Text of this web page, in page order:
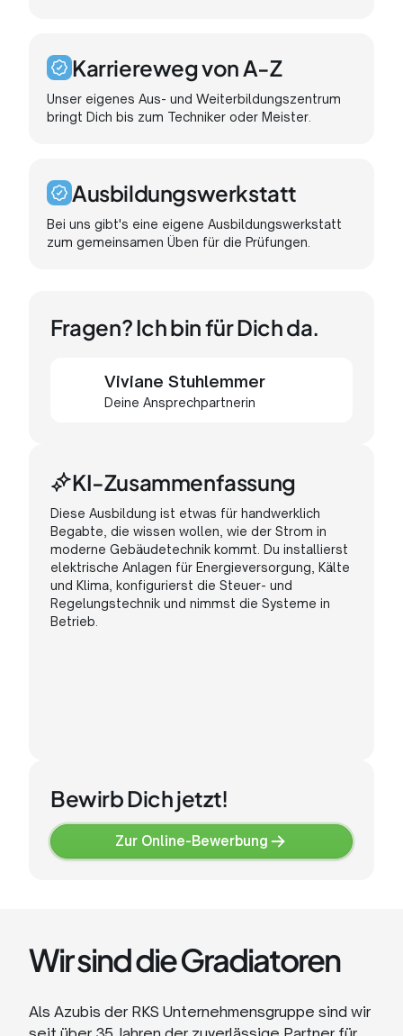
Karriereweg von A-Z
Unser eigenes Aus- und Weiterbildungszentrum
bringt Dich bis zum Techniker oder Meister.
Ausbildungswerkstatt
Bei uns gibt's eine eigene Ausbildungswerkstatt
zum gemeinsamen Üben für die Prüfungen.
Fragen? Ich bin für Dich da.
Viviane Stuhlemmer
Deine Ansprechpartnerin
KI-Zusammenfassung
Diese Ausbildung ist etwas für handwerklich
Begabte, die wissen wollen, wie der Strom in
moderne Gebäudetechnik kommt. Du installierst
elektrische Anlagen für Energieversorgung, Kälte
und Klima, konfigurierst die Steuer- und
Regelungstechnik und nimmst die Systeme in
Betrieb.
Bewirb Dich jetzt!
Zur Online-Bewerbung
Zur
Wir sind die Gradiatoren
Als Azubis der RKS Unternehmensgruppe sind wir